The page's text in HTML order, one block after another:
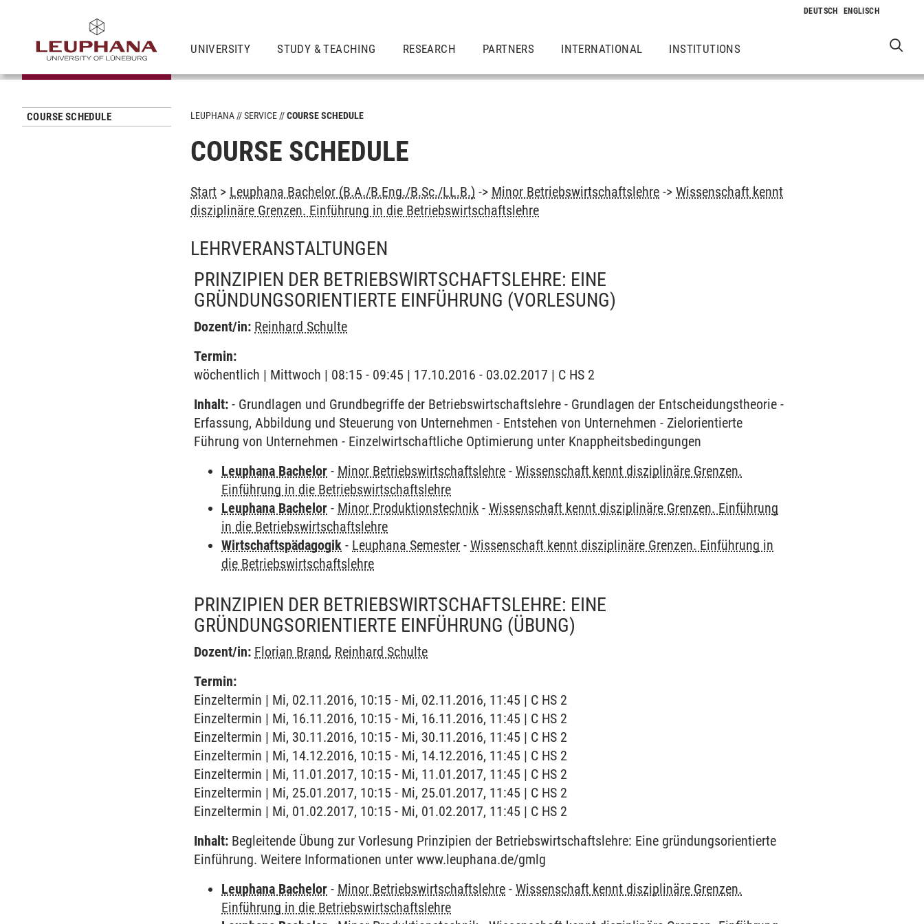
UNIVERSITY STUDY & TEACHING RESEARCH PARTNERS INTERNATIONAL INSTITUTIONS
COURSE SCHEDULE LEUPHANA SERVICE COURSE SCHEDULE
COURSE SCHEDULE
Start > Leuphana Bachelor (B.A./B.Eng./B.Sc./LL.B.) -> Minor Betriebswirtschaftslehre ->Wissenschaft kennt
disziplinäre Grenzen. Einführung in die Betriebswirtschaftslehre
LEHRVERANSTALTUNGEN
PRINZIPIEN DER BETRIEBSWIRTSCHAFTSLEHRE: EINE
GRÜNDUNGSORIENTIERTE EINFÜHRUNG (VORLESUNG)
Dozent/in: Reinhard Schulte
Termin:
wöchentlich | Mittwoch | 08:15 - 09:45 | 17.10.2016 - 03.02.2017 | C HS 2
Inhalt: - Grundlagen und Grundbegriffe der Betriebswirtschaftslehre - Grundlagen der Entscheidungstheorie -
Erfassung, Abbildung und Steuerung von Unternehmen - Entstehen von Unternehmen - Zielorientierte
Führung von Unternehmen - Einzelwirtschaftliche Optimierung unter Knappheitsbedingungen
Leuphana Bachelor - Minor Betriebswirtschaftslehre -Wissenschaft kennt disziplinäre Grenzen.
Einführung in die Betriebswirtschaftslehre
Leuphana Bachelor - Minor Produktionstechnik -Wissenschaft kennt disziplinäre Grenzen. Einführung
in die Betriebswirtschaftslehre
Wirtschaftspädagogik - Leuphana Semester -Wissenschaft kennt disziplinäre Grenzen. Einführung in
die Betriebswirtschaftslehre
PRINZIPIEN DER BETRIEBSWIRTSCHAFTSLEHRE: EINE
GRÜNDUNGSORIENTIERTE EINFÜHRUNG (ÜBUNG)
Dozent/in: Florian Brand, Reinhard Schulte
Termin:
Einzeltermin | Mi, 02.11.2016, 10:15 - Mi, 02.11.2016, 11:45 | C HS 2
Einzeltermin | Mi, 16.11.2016, 10:15 - Mi, 16.11.2016, 11:45 | C HS 2
Einzeltermin | Mi, 30.11.2016, 10:15 - Mi, 30.11.2016, 11:45 | C HS 2
Einzeltermin | Mi, 14.12.2016, 10:15 - Mi, 14.12.2016, 11:45 | C HS 2
Einzeltermin | Mi, 11.01.2017, 10:15 - Mi, 11.01.2017, 11:45 | C HS 2
Einzeltermin | Mi, 25.01.2017, 10:15 - Mi, 25.01.2017, 11:45 | C HS 2
Einzeltermin | Mi, 01.02.2017, 10:15 - Mi, 01.02.2017, 11:45 | C HS 2
Inhalt: Begleitende Übung zur Vorlesung Prinzipien der Betriebswirtschaftslehre: Eine gründungsorientierte
Einführung. Weitere Informationen unter www.leuphana.de/gmlg
Leuphana Bachelor - Minor Betriebswirtschaftslehre -Wissenschaft kennt disziplinäre Grenzen.
Einführung in die Betriebswirtschaftslehre